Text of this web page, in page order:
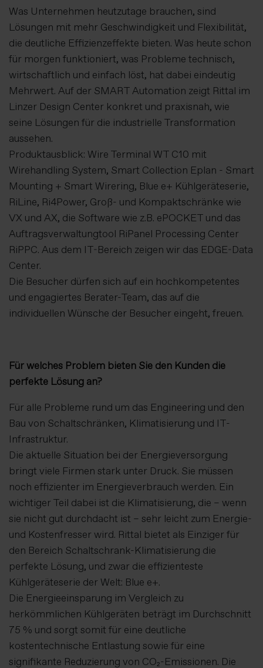
Was Unternehmen heutzutage brauchen, sind
Lösungen mit mehr Geschwindigkeit und Flexibilität,
die deutliche Effizienzeffekte bieten. Was heute schon
für morgen funktioniert, was Probleme technisch,
wirtschaftlich und einfach löst, hat dabei eindeutig
Mehrwert. Auf der SMART Automation zeigt Rittal im
Linzer Design Center konkret und praxisnah, wie
seine Lösungen für die industrielle Transformation
aussehen.
Produktausblick: Wire Terminal WT C10 mit
Wirehandling System, Smart Collection Eplan - Smart
Mounting + Smart Wirering, Blue e+ Kühlgeräteserie,
RiLine, Ri4Power, Groß- und Kompaktschränke wie
VX und AX, die Software wie z.B. ePOCKET und das
Auftragsverwaltungtool RiPanel Processing Center
RiPPC. Aus dem IT-Bereich zeigen wir das EDGE-Data
Center.
Die Besucher dürfen sich auf ein hochkompetentes
und engagiertes Berater-Team, das auf die
individuellen Wünsche der Besucher eingeht, freuen.
Für welches Problem bieten Sie den Kunden die
perfekte Lösung an?
Für alle Probleme rund um das Engineering und den
Bau von Schaltschränken, Klimatisierung und IT-
Infrastruktur.
Die aktuelle Situation bei der Energieversorgung
bringt viele Firmen stark unter Druck. Sie müssen
noch effizienter im Energieverbrauch werden. Ein
wichtiger Teil dabei ist die Klimatisierung, die – wenn
sie nicht gut durchdacht ist – sehr leicht zum Energie-
und Kostenfresser wird. Rittal bietet als Einziger für
den Bereich Schaltschrank-Klimatisierung die
perfekte Lösung, und zwar die effizienteste
Kühlgeräteserie der Welt: Blue e+.
Die Energieeinsparung im Vergleich zu
herkömmlichen Kühlgeräten beträgt im Durchschnitt
75 % und sorgt somit für eine deutliche
kostentechnische Entlastung sowie für eine
signifikante Reduzierung von CO₂-Emissionen. Die